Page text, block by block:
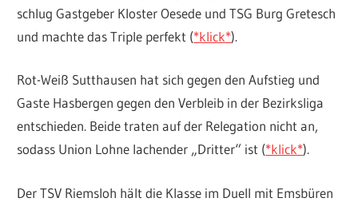
schlug Gastgeber Kloster Oesede und TSG Burg Gretesch
und machte das Triple perfekt (*klick*).
Rot-Weiß Sutthausen hat sich gegen den Aufstieg und
Gaste Hasbergen gegen den Verbleib in der Bezirksliga
entschieden. Beide traten auf der Relegation nicht an,
sodass Union Lohne lachender „Dritter“ ist (*klick*).
Der TSV Riemsloh hält die Klasse im Duell mit Emsbüren